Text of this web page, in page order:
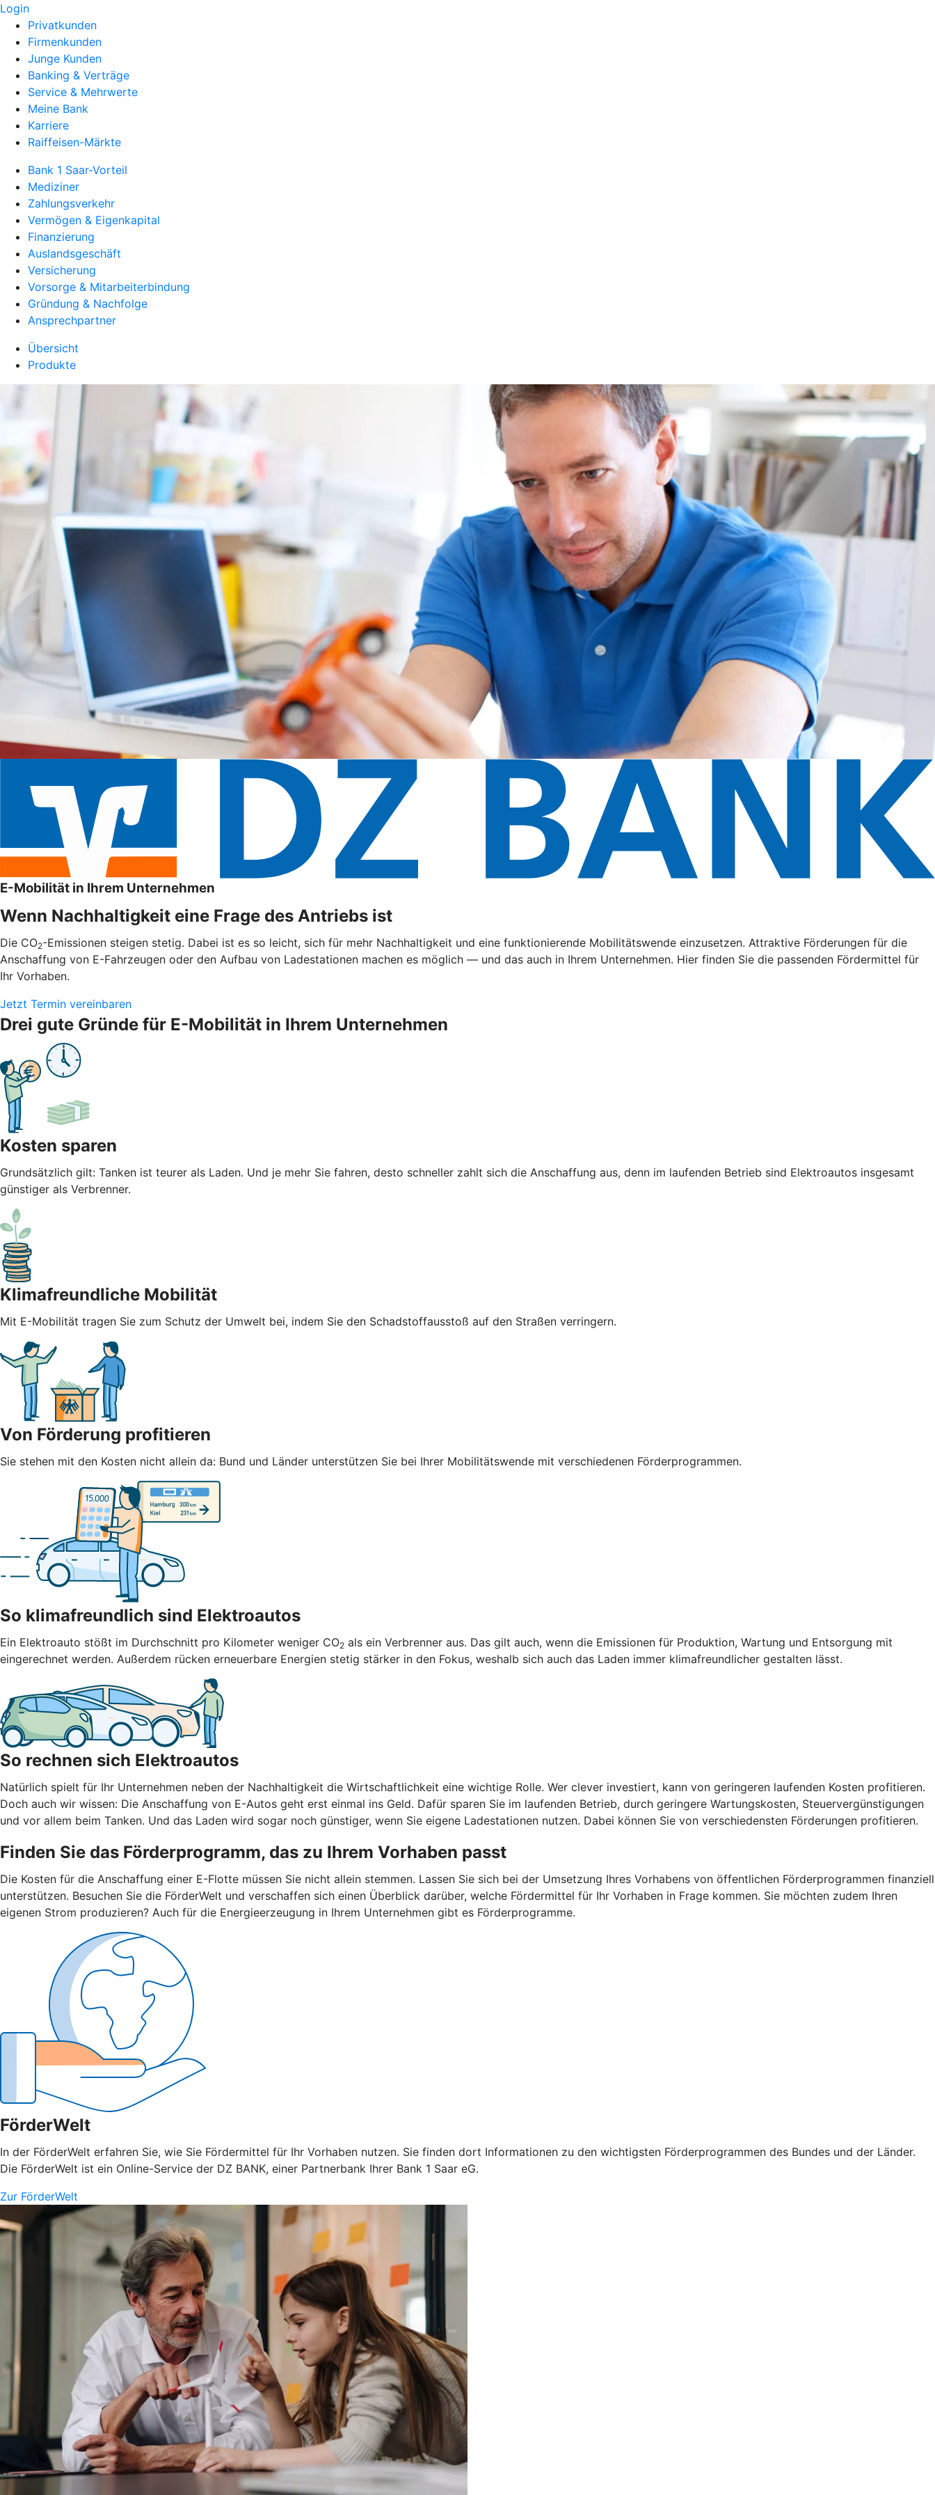
Login
Privatkunden
Firmenkunden
Junge Kunden
Banking & Verträge
Service & Mehrwerte
Meine Bank
Karriere
Raiffeisen-Märkte
Bank 1 Saar-Vorteil
Mediziner
Zahlungsverkehr
Vermögen & Eigenkapital
Finanzierung
Auslandsgeschäft
Versicherung
Vorsorge & Mitarbeiterbindung
Gründung & Nachfolge
Ansprechpartner
Übersicht
Produkte
E-Mobilität in Ihrem Unternehmen
Wenn Nachhaltigkeit eine Frage des Antriebs ist
Die CO2-Emissionen steigen stetig. Dabei ist es so leicht, sich für mehr Nachhaltigkeit und eine funktionierende Mobilitätswende einzusetzen. Attraktive Förderungen für die
Anschaffung von E-Fahrzeugen oder den Aufbau von Ladestationen machen es möglich — und das auch in Ihrem Unternehmen. Hier finden Sie die passenden Fördermittel für
Ihr Vorhaben.
Jetzt Termin vereinbaren
Drei gute Gründe für E-Mobilität in Ihrem Unternehmen
Kosten sparen
Grundsätzlich gilt: Tanken ist teurer als Laden. Und je mehr Sie fahren, desto schneller zahlt sich die Anschaffung aus, denn im laufenden Betrieb sind Elektroautos insgesamt
günstiger als Verbrenner.
Klimafreundliche Mobilität
Mit E-Mobilität tragen Sie zum Schutz der Umwelt bei, indem Sie den Schadstoffausstoß auf den Straßen verringern.
Von Förderung profitieren
Sie stehen mit den Kosten nicht allein da: Bund und Länder unterstützen Sie bei Ihrer Mobilitätswende mit verschiedenen Förderprogrammen.
So klimafreundlich sind Elektroautos
Ein Elektroauto stößt im Durchschnitt pro Kilometer weniger CO2 als ein Verbrenner aus. Das gilt auch, wenn die Emissionen für Produktion, Wartung und Entsorgung mit
eingerechnet werden. Außerdem rücken erneuerbare Energien stetig stärker in den Fokus, weshalb sich auch das Laden immer klimafreundlicher gestalten lässt.
So rechnen sich Elektroautos
Natürlich spielt für Ihr Unternehmen neben der Nachhaltigkeit die Wirtschaftlichkeit eine wichtige Rolle. Wer clever investiert, kann von geringeren laufenden Kosten profitieren.
Doch auch wir wissen: Die Anschaffung von E-Autos geht erst einmal ins Geld. Dafür sparen Sie im laufenden Betrieb, durch geringere Wartungskosten, Steuervergünstigungen
und vor allem beim Tanken. Und das Laden wird sogar noch günstiger, wenn Sie eigene Ladestationen nutzen. Dabei können Sie von verschiedensten Förderungen profitieren.
Finden Sie das Förderprogramm, das zu Ihrem Vorhaben passt
Die Kosten für die Anschaffung einer E-Flotte müssen Sie nicht allein stemmen. Lassen Sie sich bei der Umsetzung Ihres Vorhabens von öffentlichen Förderprogrammen finanziell
unterstützen. Besuchen Sie die FörderWelt und verschaffen sich einen Überblick darüber, welche Fördermittel für Ihr Vorhaben in Frage kommen. Sie möchten zudem Ihren
eigenen Strom produzieren? Auch für die Energieerzeugung in Ihrem Unternehmen gibt es Förderprogramme.
FörderWelt
In der FörderWelt erfahren Sie, wie Sie Fördermittel für Ihr Vorhaben nutzen. Sie finden dort Informationen zu den wichtigsten Förderprogrammen des Bundes und der Länder.
Die FörderWelt ist ein Online-Service der DZ BANK, einer Partnerbank Ihrer Bank 1 Saar eG.
Zur FörderWelt